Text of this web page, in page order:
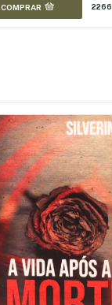
COMPRAR 2266